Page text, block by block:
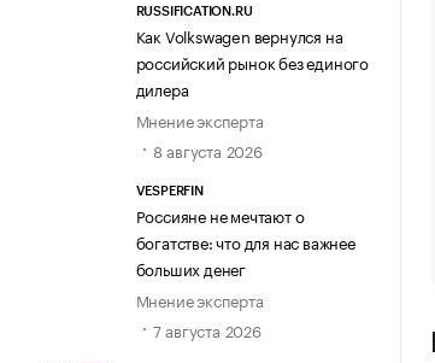
RUSSIFICATION.RU
Как Volkswagen вернулся на
российский рынок без единого
дилера
Мнение эксперта
8 августа 2026
VESPERFIN
Россияне не мечтают о
богатстве: что для нас важнее
больших денег
Мнение эксперта
7 августа 2026